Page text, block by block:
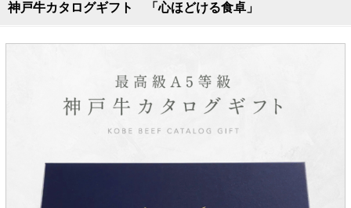
神戸牛カタログギフト 「心ほどける食卓」